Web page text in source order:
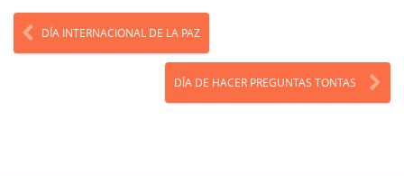
DÍA INTERNACIONAL DE LA PAZ
DÍA DE HACER PREGUNTAS TONTAS